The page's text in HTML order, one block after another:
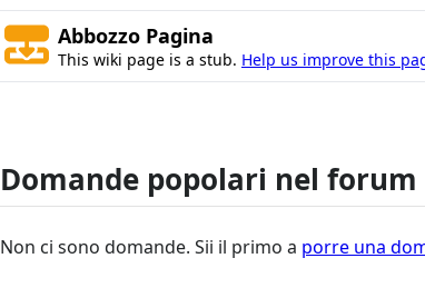
Abbozzo Pagina
This wiki page is a stub. Help us improve this
Domande popolari nel forum
Non ci sono domande. Sii il primo a porre una